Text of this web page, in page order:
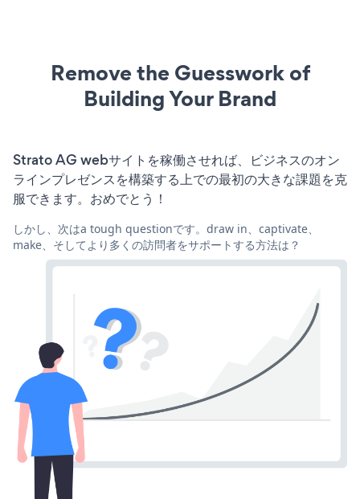
Remove the Guesswork of
Building Your Brand
Strato AG webサイトを稼働させれば、ビジネスのオン
ラインプレゼンスを構築する上での最初の大きな課題を克
服できます。おめでとう！
しかし、次はa tough questionです。draw in、captivate、
make、そしてより多くの訪問者をサポートする方法は？